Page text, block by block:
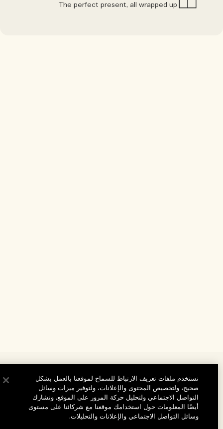
The perfect present, all wrapped up
الأسئلة الشائعة
تفضلوا بزيارة الموقع والاستكشاف
مُحدِّد مواقع المتاجر
نستخدم ملفات تعريف الارتباط للسماح لموقعنا بالعمل بشكل
صحيح، ولتخصيص المحتوى والإعلانات، ولتوفير ميزات وسائل
التواصل الاجتماعي ولتحليل حركة المرور على الموقع. ونشارك
أيضًا المعلومات حول استخدامك موقعنا مع شركائنا على مستوى
وسائل التواصل الاجتماعي والإعلانات والتحليلات.